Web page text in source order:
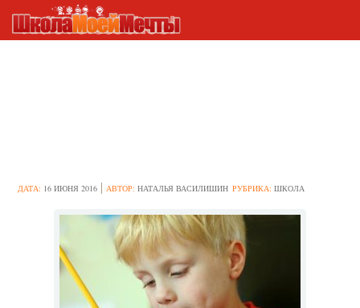
ДАТА: 16 ИЮНЯ 2016 АВТОР:НАТАЛЬЯ ВАСИЛИШИН РУБРИКА:ШКОЛА